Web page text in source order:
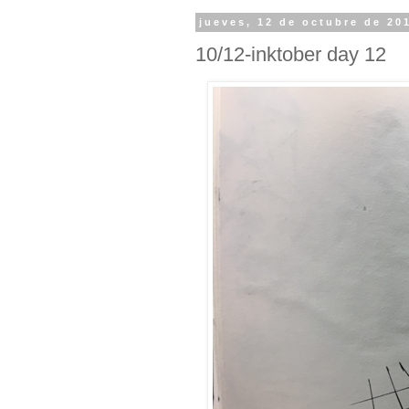
jueves, 12 de octubre de
10/12-inktober day 12